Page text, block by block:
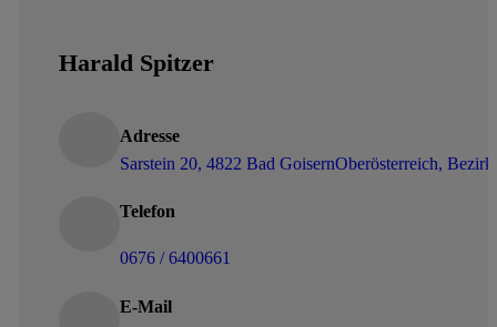
Harald Spitzer
Adresse
Sarstein 20, 4822 Bad GoisernOberösterreich,
Telefon
0676 / 6400661
E-Mail